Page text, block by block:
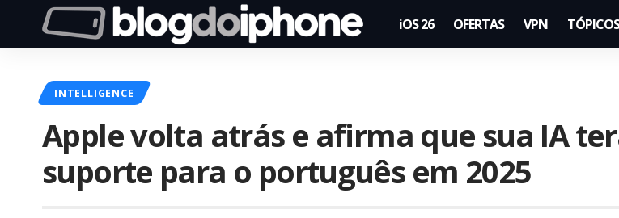
iOS 26 OFERTAS VPN
INTELLIGENCE
Apple volta atrás e afirma que sua IA
suporte para o português em 2025